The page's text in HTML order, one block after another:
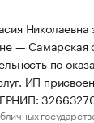
Николаевна
— Самарская
по
ИП